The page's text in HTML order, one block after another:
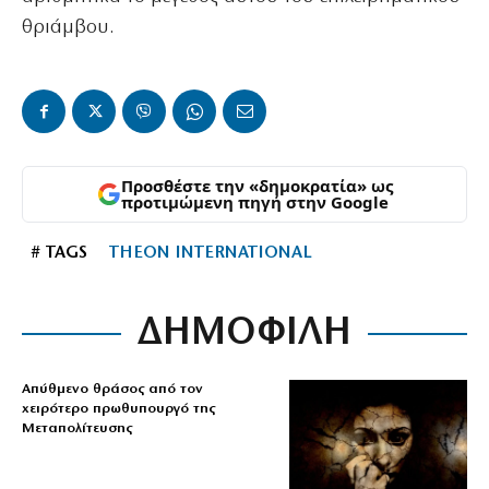
θριάμβου.
Προσθέστε την «δημοκρατία» ως
προτιμώμενη πηγή στην Google
# TAGS THEON INTERNATIONAL
ΔΗΜΟΦΙΛΗ
Απύθμενο θράσος από τον
χειρότερο πρωθυπουργό της
Μεταπολίτευσης